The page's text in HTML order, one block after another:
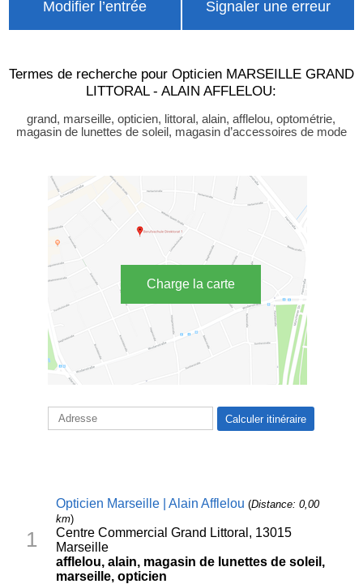
Modifier l’entrée Signaler une erreur
Termes de recherche pour Opticien MARSEILLE GRAND
LITTORAL - ALAIN AFFLELOU:
grand, marseille, opticien, littoral, alain, afflelou, optométrie,
magasin de lunettes de soleil, magasin d’accessoires de mode
Charge la carte
1
Opticien Marseille | Alain Afflelou (Distance: 0,00
km)
Centre Commercial Grand Littoral, 13015
Marseille
afflelou, alain, magasin de lunettes de soleil,
marseille, opticien